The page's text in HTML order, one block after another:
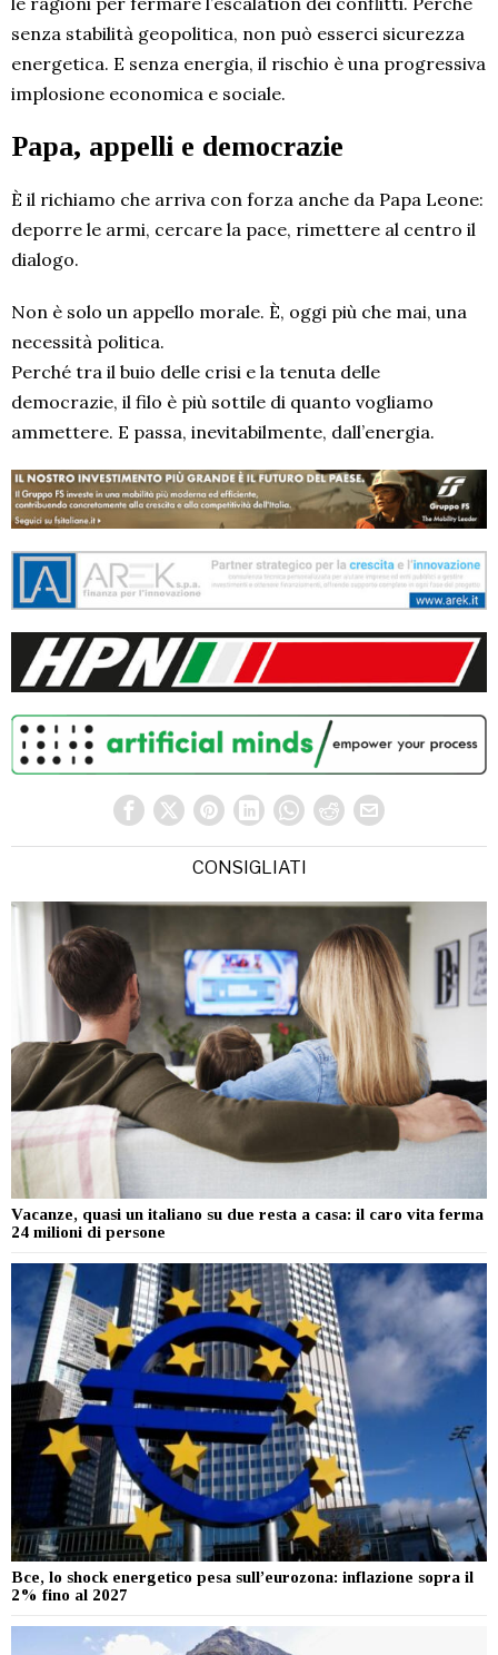
senza stabilità geopolitica, non può esserci sicurezza
energetica. E senza energia, il rischio è una progressiva
implosione economica e sociale.
Papa, appelli e democrazie
È il richiamo che arriva con forza anche da Papa Leone:
deporre le armi, cercare la pace, rimettere al centro il
dialogo.
Non è solo un appello morale. È, oggi più che mai, una
necessità politica.
Perché tra il buio delle crisi e la tenuta delle
democrazie, il filo è più sottile di quanto vogliamo
ammettere. E passa, inevitabilmente, dall’energia.
CONSIGLIATI
Vacanze, quasi un italiano su due resta a casa: il caro vita ferma
24 milioni di persone
Bce, lo shock energetico pesa sull’eurozona: inflazione sopra il
2% fino al 2027